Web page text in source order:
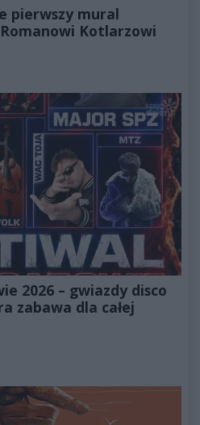
pierwszy mural
Kotlarzowi
2026 – gwiazdy disco
zabawa dla całej